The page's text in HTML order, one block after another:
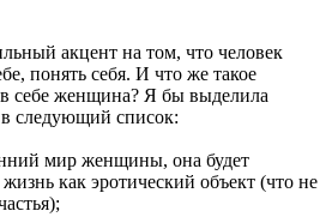
акцент на том, что человек
понять себя. И что же такое
себе женщина? Я бы выделила
следующий список:
мир женщины, она будет
как эротический объект (что не